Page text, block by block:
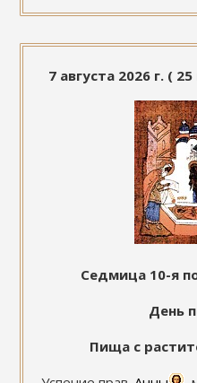
7 августа 2026 г. (
Седмица 10-я
День
Пища с